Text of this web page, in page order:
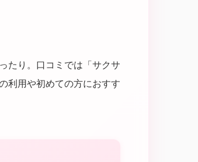
たり。口コミでは「サクサ
利用や初めての方におすす